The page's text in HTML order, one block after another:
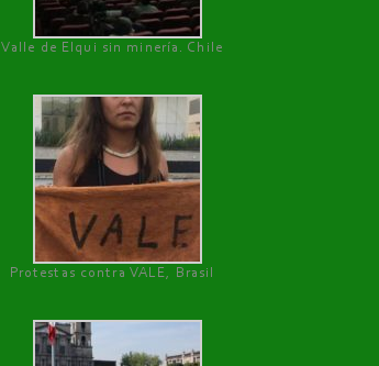
Valle de Elqui sin minería. Chile
Protestas contra VALE, Brasil